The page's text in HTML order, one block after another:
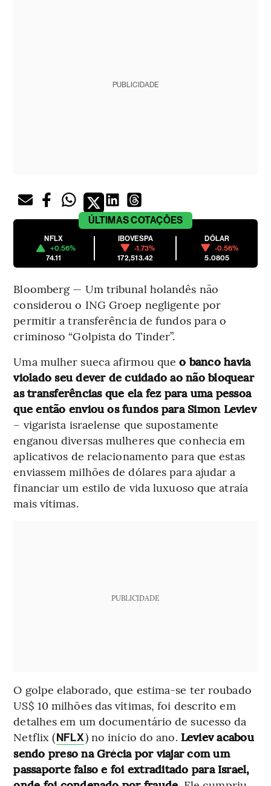
PUBLICIDADE
ÚLTIMASCOTAÇÕES
NFLX
+0.56%
74.11
IBOVESPA
-1.73%
172,513.42
DÓLAR
-0.56%
5.0805
Bloomberg — Um tribunal holandês não
considerou o ING Groep negligente por
permitir a transferência de fundos para o
criminoso “Golpista do Tinder”.
Uma mulher sueca afirmou queo banco havia
violado seu dever de cuidado ao não bloquear
as transferências que ela fez para uma pessoa
que então enviou os fundos para Simon Leviev
– vigarista israelense que supostamente
enganou diversas mulheres que conhecia em
aplicativos de relacionamento para que estas
enviassem milhões de dólares para ajudar a
financiar um estilo de vida luxuoso que atraía
mais vítimas.
PUBLICIDADE
O golpe elaborado, que estima-se ter roubado
US$ 10 milhões das vítimas, foi descrito em
detalhes em um documentário de sucesso da
Netflix (NFLX) no início do ano. Leviev acabou
sendo preso na Grécia por viajar com um
passaporte falso e foi extraditado para Israel,